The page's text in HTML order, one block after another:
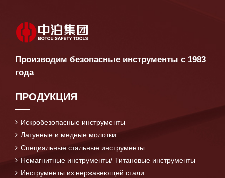
Производим безопасные инструменты с 1983
года
ПРОДУКЦИЯ
Искробезопасные инструменты
Латунные и медные молотки
Специальные стальные инструменты
Немагнитные инструменты/ Титановые инструменты
Инструменты из нержавеющей стали